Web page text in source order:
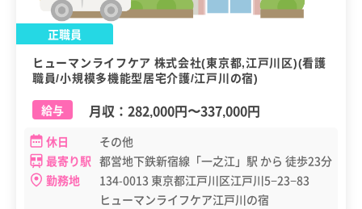
正職員
ヒューマンライフケア 株式会社(東京都,江戸川区)(看護
職員/小規模多機能型居宅介護/江戸川の宿)
給与
月収： 282,000円〜337,000円
休日
その他
最寄り駅 都営地下鉄新宿線「一之江」駅 から 徒歩23分
勤務地
134-0013 東京都江戸川区江戸川5−23−83
ヒューマンライフケア江戸川の宿